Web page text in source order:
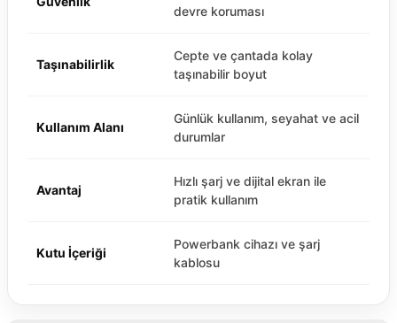
devre koruması
Taşınabilirlik
Cepte ve çantada kolay
taşınabilir boyut
Kullanım Alanı
Günlük kullanım, seyahat ve acil
durumlar
Avantaj
Hızlı şarj ve dijital ekran ile
pratik kullanım
Kutu İçeriği
Powerbank cihazı ve şarj
kablosu